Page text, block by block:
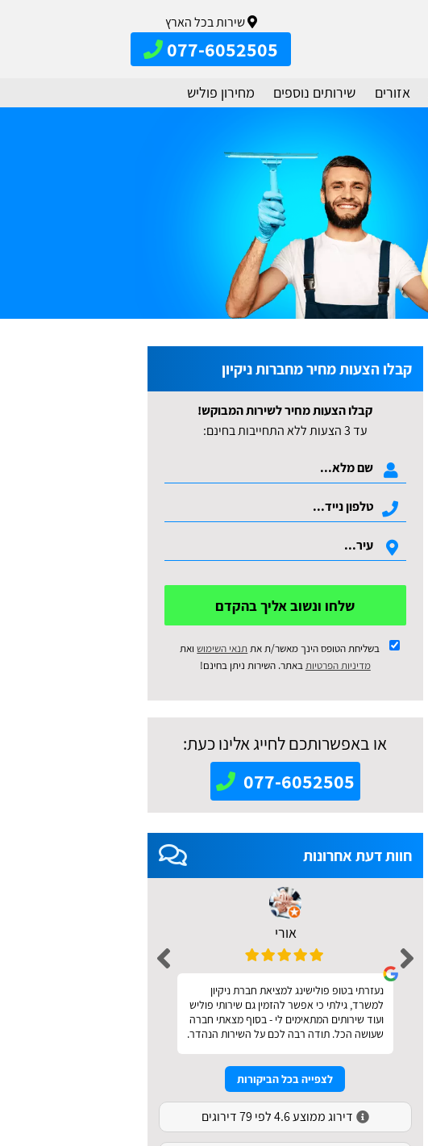
שירות בכל הארץ
077-6052505
אזורים שירותים נוספים מחירון פוליש
קבלו הצעות מחיר מחברות ניקיון
קבלו הצעות מחיר לשירות המבוקש!
עד 3 הצעות ללא התחייבות בחינם:
שלחו ונשוב אליך בהקדם
בשליחת הטופס הינך מאשר/ת את תנאי השימושואת
מדיניות הפרטיותבאתר. השירות ניתן בחינם!
או באפשרותכם לחייג אלינו כעת:
077-6052505
חוות דעת אחרונות
אורי
נעזרתי בטופ פולישינג למציאת חברת ניקיון
למשרד, גילתי כי אפשר להזמין גם שירותי פוליש
ועוד שירותים המתאימים לי - בסוף מצאתי חברה
שעושה הכל. תודה רבה לכם על השירות הנהדר.
לצפייה בכל הביקורות
דירוג ממוצע 4.6 לפי 79 דירוגים